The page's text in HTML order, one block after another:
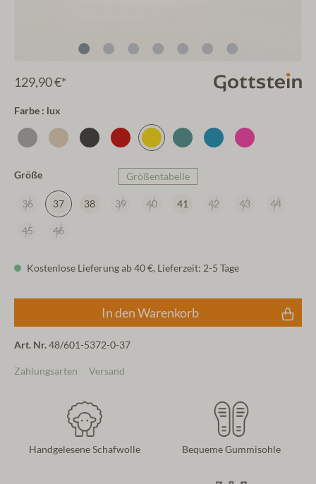
129,90 €*
Farbe : lux
Größe Größentabelle
36 37 38 39 40 41 42 43 44
45 46
Kostenlose Lieferung ab 40 €, Lieferzeit: 2-5 Tage
In den Warenkorb
Art. Nr.48/601-5372-0-37
Zahlungsarten Versand
Handgelesene Schafwolle Bequeme Gummisohle